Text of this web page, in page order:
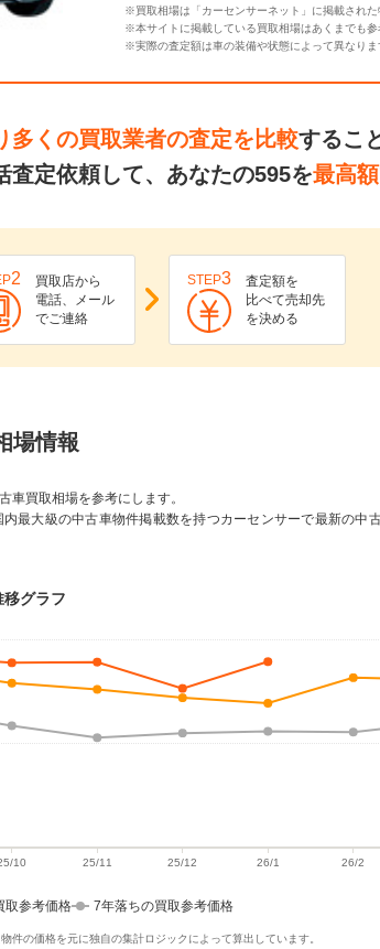
※買取相場は「カーセンサーネット」に掲載され
※本サイトに掲載している買取相場はあくまでも
※実際の査定額は車の装備や状態によって異なりま
多くの買取業者の査定を比較するこ
査定依頼して、あなたの595を最高
2
買取店から
電話、メール
でご連絡
STEP3
査定額を
比べて売却先
を決める
場情報
車買取相場を参考にします。
最大級の中古車物件掲載数を持つカーセンサーで最新の
グラフ
取参考価格 7年落ちの買取参考価格
の価格を元に独自の集計ロジックによって算出しています。